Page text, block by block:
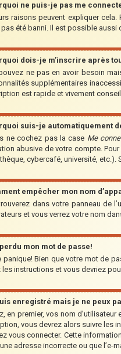
ne puis-je pas me
raisons peuvent expliquer
pas été banni. Il est possible
dois-je m’inscrire après
ne pas en avoir besoin
supplémentaires
est rapide et vivement
suis-je automatiquement
ne cochez pas la case Me
abusive de votre compte.
cybercafé, université, etc.).
empêcher mon nom
dans votre panneau de
et vous verrez votre nom
perdu mon mot de passe!
panique! Bien que votre mot de
les instructions et vous devriez
enregistré mais je ne peux
en premier, vos nom
vous devrez alors suivre les
vous connecter. Cette
adresse incorrecte ou que l’e-